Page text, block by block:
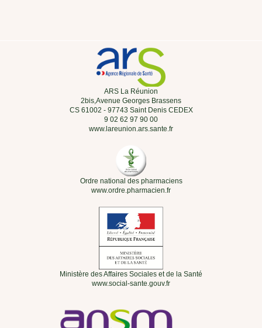
ARS La Réunion
2bis,Avenue Georges Brassens
CS 61002 - 97743 Saint Denis CEDEX
9 02 62 97 90 00
www.lareunion.ars.sante.fr
Ordre national des pharmaciens
www.ordre.pharmacien.fr
Ministère des Affaires Sociales et de la Santé
www.social-sante.gouv.fr